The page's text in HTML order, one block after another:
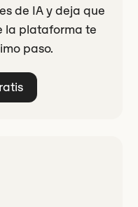
de IA y deja que
la plataforma te
paso.